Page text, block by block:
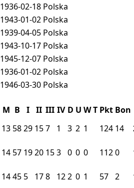
1936-02-18 Polska
1943-01-02 Polska
1939-04-05 Polska
1943-10-17 Polska
1945-12-07 Polska
1936-01-02 Polska
1946-03-30 Polska
M B I II III IV D U WT Pkt Bon
13 5829 157 1 3 2 1 124 14
14 57 1920 153 0 0 0 1120
1445 5 178 122 0 1 57 2